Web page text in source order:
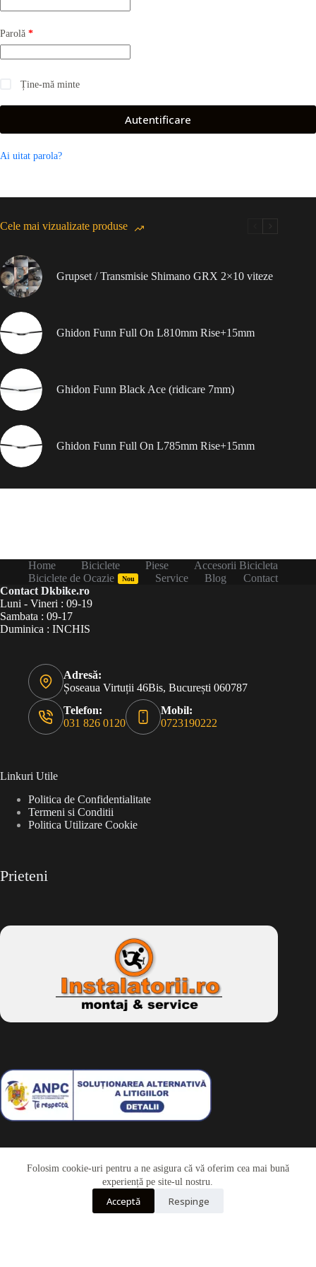
Folosim cookie-uri pentru a ne asigura că vă oferim cea mai bună
experiență pe site-ul nostru.
Acceptă Respinge
Parolă *Obligatoriu
Ține-mă minte
Autentificare
Ai uitat parola?
Cele mai vizualizate produse
Grupset / Transmisie Shimano GRX 2×10 viteze
Ghidon Funn Full On L810mm Rise+15mm
Ghidon Funn Black Ace (ridicare 7mm)
Ghidon Funn Full On L785mm Rise+15mm
Home Biciclete Piese
Accesorii Bicicleta
Biciclete de Ocazie
Nou Service Blog
Contact
Contact Dkbike.ro
Luni - Vineri : 09-19
Sambata : 09-17
Duminica : INCHIS
Adresă:
Șoseaua Virtuții 46Bis, București 060787
Telefon:
031 826 0120
Mobil:
0723190222
Linkuri Utile
Politica de Confidentialitate
Termeni si Conditii
Politica Utilizare Cookie
Prieteni
Drepturi de autor © 2026 - Dkbike.ropowered by